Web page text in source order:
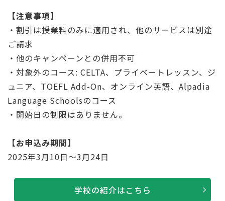
【注意事項】
・割引は授業料のみに適用され、他のサービスは別途
ご請求
・他のキャンペーンとの併用不可
・対象外のコース: CELTA、プライベートレッスン、ジ
ュニア、TOEFL Add-On、オンライン英語、Alpadia
Language Schoolsのコース
・開始日の制限はありません。
【お申込み期間】
2025年3月10日～3月24日
学校の紹介はこちら